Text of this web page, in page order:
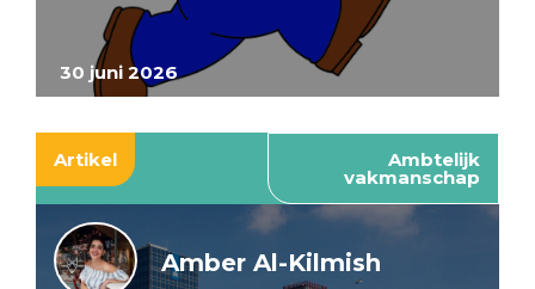
30 juni 2026
Artikel Ambtelijk
vakmanschap
Amber Al-Kilmish